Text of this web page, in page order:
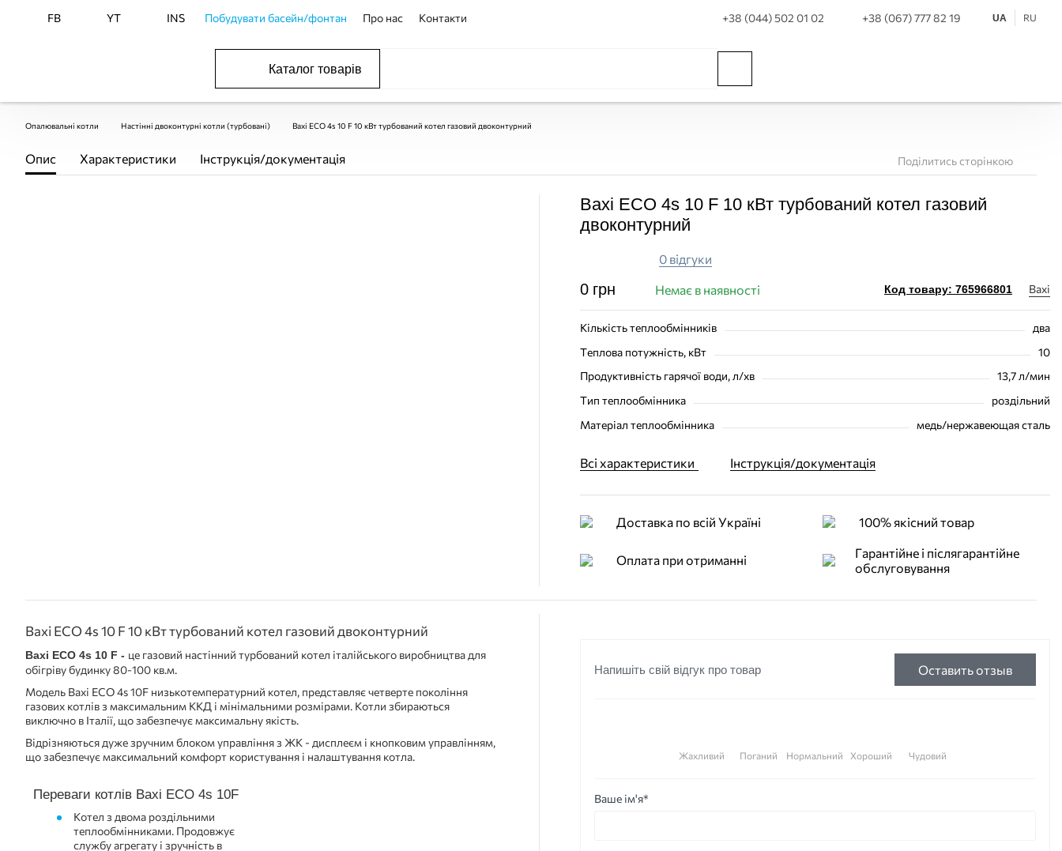
FB YT INS Побудувати басейн/фонтан Про нас Контакти +38 (044) 502 01 02 +38 (067) 777 82 19 UA RU
Каталог товарів
Опалювальні котли Настінні двоконтурні котли (турбовані) Baxi ECO 4s 10 F 10 кВт турбований котел газовий двоконтурний
Опис Характеристики Інструкція/документація Поділитись сторінкою
Baxi ECO 4s 10 F 10 кВт турбований котел газовий
двоконтурний
0 відгуки
0 грн Немає в наявності Код товару: 765966801 Baxi
Кількість теплообмінників
два
Теплова потужність, кВт
10
Продуктивність гарячої води, л/хв
13,7 л/мин
Тип теплообмінника
роздільний
Матеріал теплообмінника
медь/нержавеющая сталь
Всі характеристики Інструкція/документація
Доставка по всій Україні 100% якісний товар
Оплата при отриманні
Гарантійне і післягарантійне
обслуговування
Baxi ECO 4s 10 F 10 кВт турбований котел газовий двоконтурний
Baxi ECO 4s 10 F - це газовий настінний турбований котел італійського виробництва для
обігріву будинку 80-100 кв.м.
Модель Baxi ECO 4s 10F низькотемпературний котел, представляє четверте покоління
газових котлів з максимальним ККД і мінімальними розмірами. Котли збираються
виключно в Італії, що забезпечує максимальну якість.
Відрізняються дуже зручним блоком управління з ЖК - дисплеєм і кнопковим управлінням,
що забезпечує максимальний комфорт користування і налаштування котла.
Переваги котлів Baxi ECO 4s 10F
Котел з двома роздільними
теплообмінниками. Продовжує
службу агрегату і зручність в
Напишіть свій відгук про товар Оставить отзыв
Чудовий
Хороший
Нормальний
Поганий
Жахливий
Ваше ім'я*